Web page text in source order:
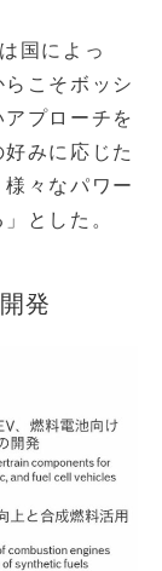
国によっ
こそボッシ
プローチを
みに応じた
々なパワー
」とした。
発